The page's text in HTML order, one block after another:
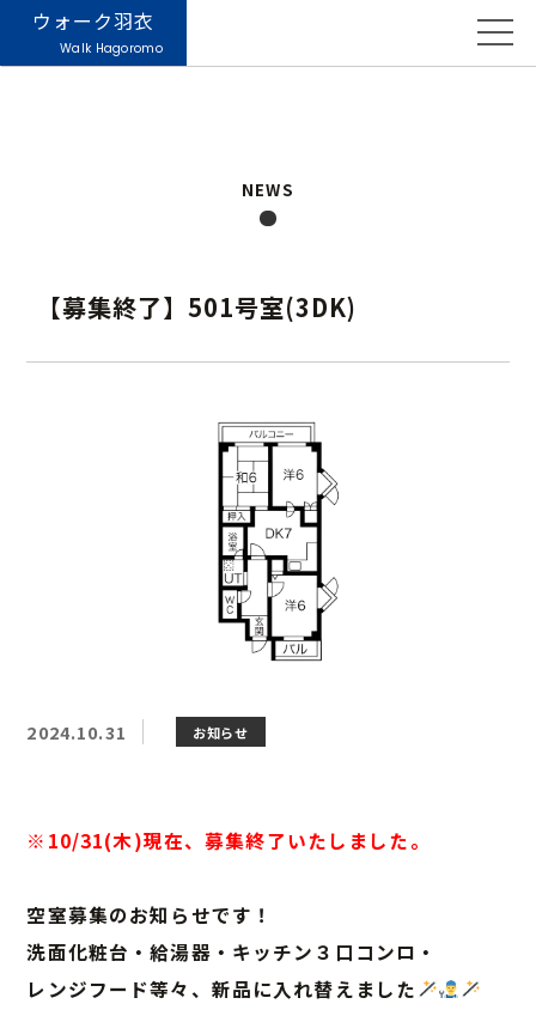
ウォーク羽衣
Walk Hagoromo
【募集終了】501号室(3DK)
NEWS
2024.10.31 お知らせ
※10/31(木)現在、募集終了いたしました。
空室募集のお知らせです！
洗面化粧台・給湯器・キッチン３口コンロ・
レンジフード等々、新品に入れ替えました